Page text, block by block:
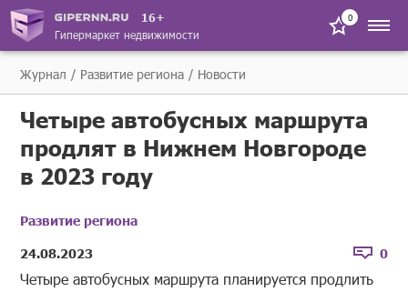
16+
Гипермаркет недвижимости
0
Журнал Развитие региона Новости
Четыре автобусных маршрута
продлят в Нижнем Новгороде
в 2023 году
Развитие региона
24.08.2023
0
Четыре автобусных маршрута планируется продлить